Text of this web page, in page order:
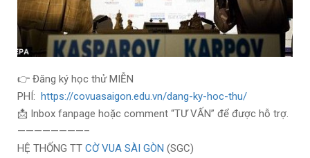
👉 Đăng ký học thử MIỄN
PHÍ: https://covuasaigon.edu.vn/dang-ky-hoc-thu/
📩 Inbox fanpage hoặc comment “TƯ VẤN” để được hỗ trợ.
————————–
HỆ THỐNG TT CỜ VUA SÀI GÒN (SGC)